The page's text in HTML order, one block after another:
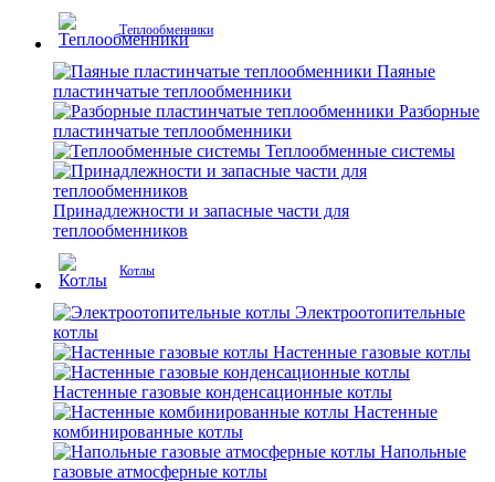
Теплообменники
Паяные
пластинчатые теплообменники
Разборные
пластинчатые теплообменники
Теплообменные системы
Принадлежности и запасные части для
теплообменников
Котлы
Электроотопительные
котлы
Настенные газовые котлы
Настенные газовые конденсационные котлы
Настенные
комбинированные котлы
Напольные
газовые атмосферные котлы